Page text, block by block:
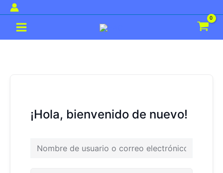
al
contenido
Main
¡Hola, bienvenido de nuevo!